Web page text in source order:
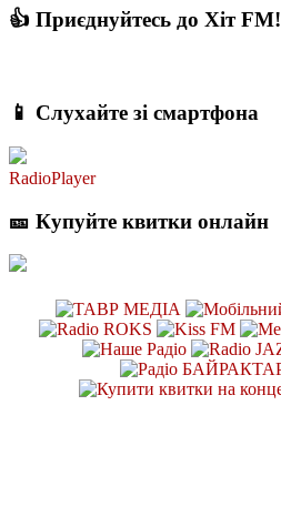
👍 Приєднуйтесь до Хіт FM!
📱 Слухайте зі смартфона
RadioPlayer
🎫 Купуйте квитки онлайн